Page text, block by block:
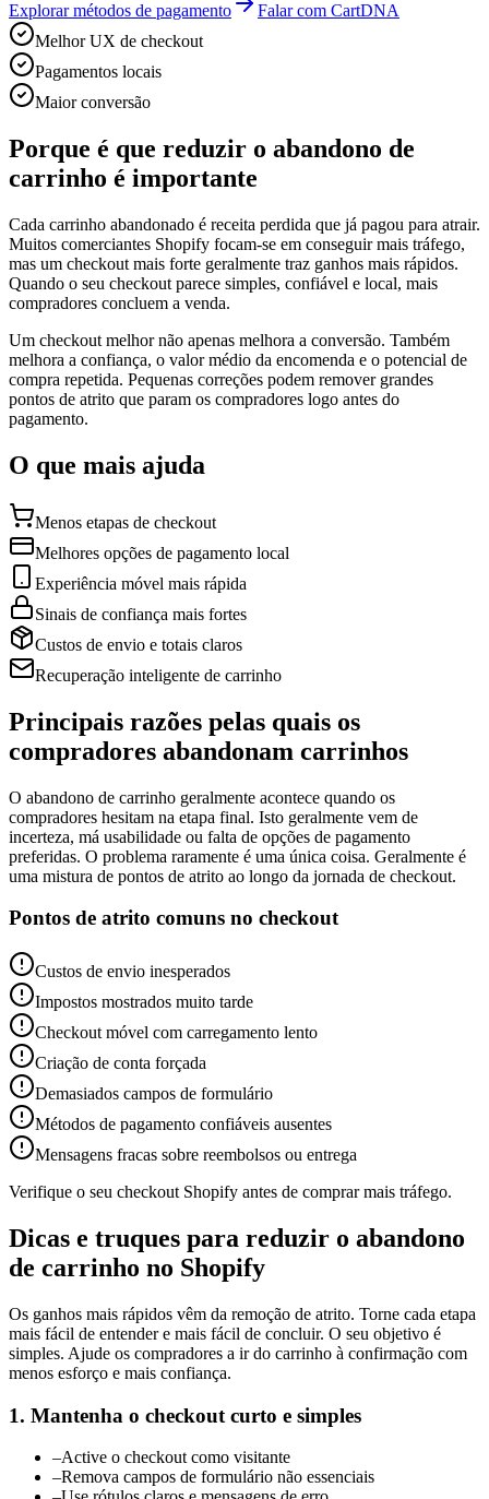
Explorar métodos de pagamento
Falar com CartDNA
Melhor UX de checkout
Pagamentos locais
Maior conversão
Porque é que reduzir o abandono de
carrinho é importante
Cada carrinho abandonado é receita perdida que já pagou para atrair.
Muitos comerciantes Shopify focam-se em conseguir mais tráfego,
mas um checkout mais forte geralmente traz ganhos mais rápidos.
Quando o seu checkout parece simples, confiável e local, mais
compradores concluem a venda.
Um checkout melhor não apenas melhora a conversão. Também
melhora a confiança, o valor médio da encomenda e o potencial de
compra repetida. Pequenas correções podem remover grandes
pontos de atrito que param os compradores logo antes do
pagamento.
O que mais ajuda
Menos etapas de checkout
Melhores opções de pagamento local
Experiência móvel mais rápida
Sinais de confiança mais fortes
Custos de envio e totais claros
Recuperação inteligente de carrinho
Principais razões pelas quais os
compradores abandonam carrinhos
O abandono de carrinho geralmente acontece quando os
compradores hesitam na etapa final. Isto geralmente vem de
incerteza, má usabilidade ou falta de opções de pagamento
preferidas. O problema raramente é uma única coisa. Geralmente é
uma mistura de pontos de atrito ao longo da jornada de checkout.
Pontos de atrito comuns no checkout
Custos de envio inesperados
Impostos mostrados muito tarde
Checkout móvel com carregamento lento
Criação de conta forçada
Demasiados campos de formulário
Métodos de pagamento confiáveis ausentes
Mensagens fracas sobre reembolsos ou entrega
Verifique o seu checkout Shopify antes de comprar mais tráfego.
Dicas e truques para reduzir o abandono
de carrinho no Shopify
Os ganhos mais rápidos vêm da remoção de atrito. Torne cada etapa
mais fácil de entender e mais fácil de concluir. O seu objetivo é
simples. Ajude os compradores a ir do carrinho à confirmação com
menos esforço e mais confiança.
1. Mantenha o checkout curto e simples
–Active o checkout como visitante
–Remova campos de formulário não essenciais